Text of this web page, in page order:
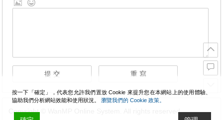
Copyright © WanMP Online System. All rights reserved.
按一下「確定」，代表您允許我們置放 Cookie 來提升您在本網站上的使用體驗、
協助我們分析網站效能和使用狀況。 瀏覽我們的 Cookie 政策。